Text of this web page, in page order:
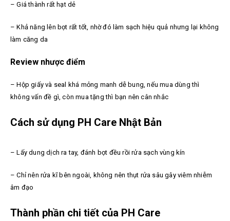
– Giá thành rất hạt dẻ
– Khả năng lên bọt rất tốt, nhờ đó làm sạch hiệu quả nhưng lại không
làm căng da
Review nhược điểm
– Hộp giấy và seal khá mỏng manh dễ bung, nếu mua dùng thì
không vấn đề gì, còn mua tặng thì bạn nên cân nhắc
Cách sử dụng PH Care Nhật Bản
– Lấy dung dịch ra tay, đánh bọt đều rồi rửa sạch vùng kín
– Chỉ nên rửa kĩ bên ngoài, không nên thụt rửa sâu gây viêm nhiễm
âm đạo
Thành phần chi tiết của PH Care